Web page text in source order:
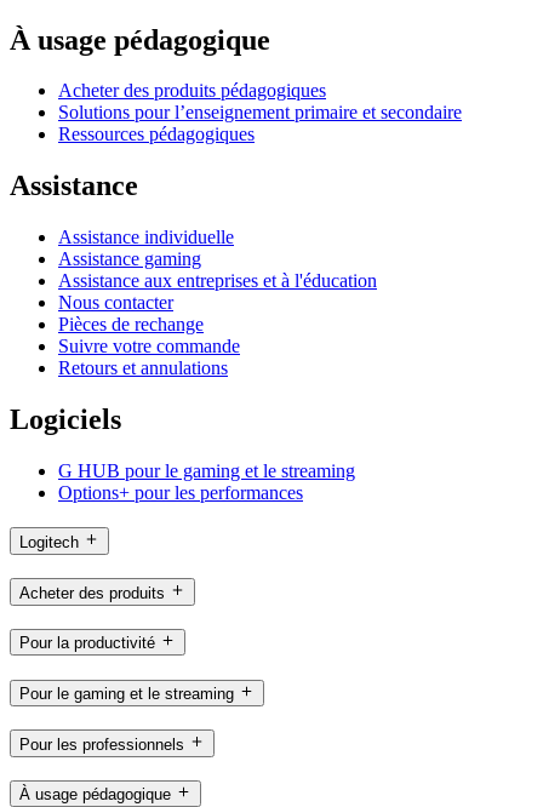
À usage pédagogique
Acheter des produits pédagogiques
Solutions pour l’enseignement primaire et secondaire
Ressources pédagogiques
Assistance
Assistance individuelle
Assistance gaming
Assistance aux entreprises et à l'éducation
Nous contacter
Pièces de rechange
Suivre votre commande
Retours et annulations
Logiciels
G HUB pour le gaming et le streaming
Options+ pour les performances
Logitech
Acheter des produits
Pour la productivité
Pour le gaming et le streaming
Pour les professionnels
À usage pédagogique